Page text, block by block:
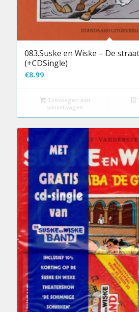
083.Suske en Wiske – De
(+CDSingle)
€8.99
Toevoegen aan
winkelwagen